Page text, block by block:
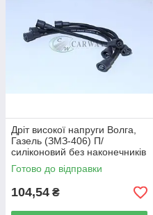
Дріт високої напруги Волга,
Газель (ЗМЗ-406) П/
силіконовий без наконечників
406-3707080 Vortex
Готово до відправки
104,54 ₴